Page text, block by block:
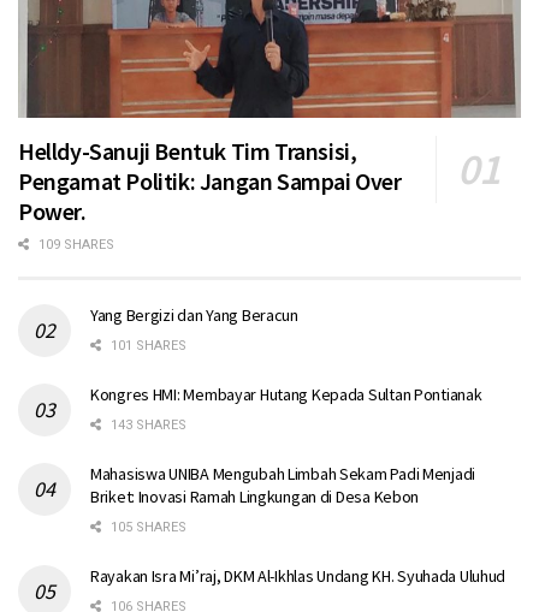
Helldy-Sanuji Bentuk Tim Transisi,
Pengamat Politik: Jangan Sampai Over
Power.
109 SHARES
Yang Bergizi dan Yang Beracun
101 SHARES
Kongres HMI: Membayar Hutang Kepada Sultan Pontianak
143 SHARES
Mahasiswa UNIBA Mengubah Limbah Sekam Padi Menjadi
Briket: Inovasi Ramah Lingkungan di Desa Kebon
105 SHARES
Rayakan Isra Mi’raj, DKM Al-Ikhlas Undang KH. Syuhada Uluhud
106 SHARES